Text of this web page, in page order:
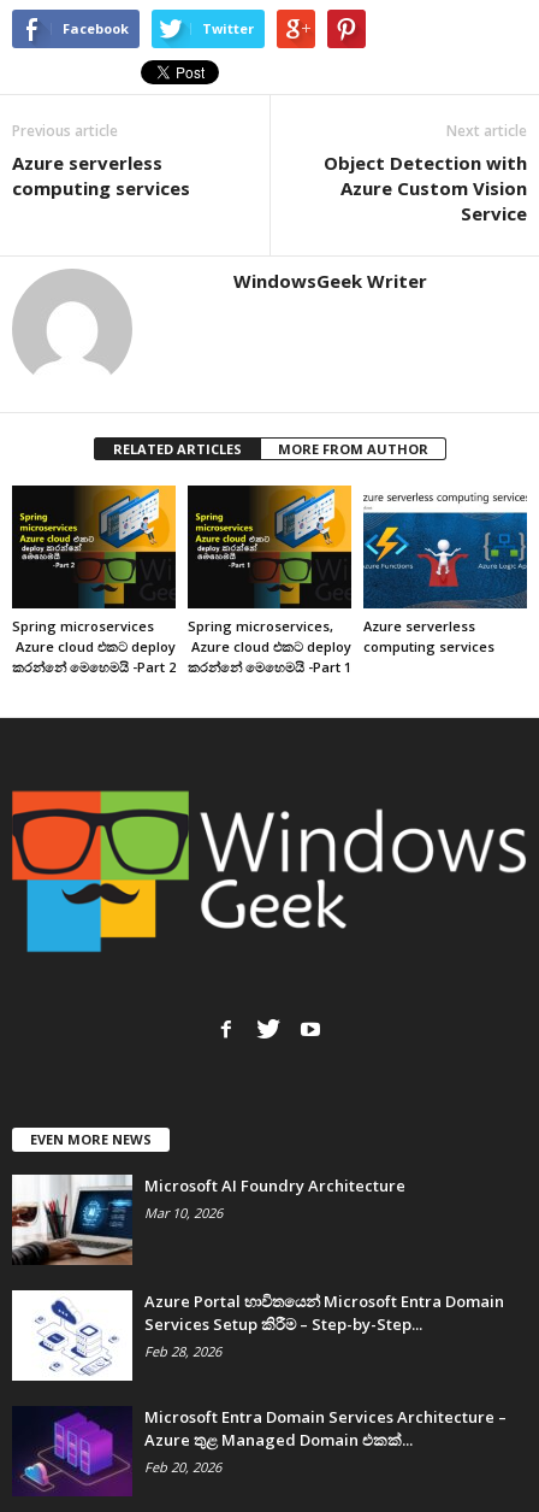
Facebook Twitter
Previous article
Azure serverless
computing services
Next article
Object Detection with
Azure Custom Vision
Service
WindowsGeek Writer
RELATED ARTICLES MORE FROM AUTHOR
Spring microservices
Azure cloud එකට deploy
කරන්නේ මෙහෙමයි -Part 2
Spring microservices,
Azure cloud එකට deploy
කරන්නේ මෙහෙමයි -Part 1
Azure serverless
computing services
EVEN MORE NEWS
Microsoft AI Foundry Architecture
Mar 10, 2026
Azure Portal භාවිතයෙන් Microsoft Entra Domain
Services Setup කිරීම – Step-by-Step...
Feb 28, 2026
Microsoft Entra Domain Services Architecture –
Azure තුළ Managed Domain එකක්...
Feb 20, 2026